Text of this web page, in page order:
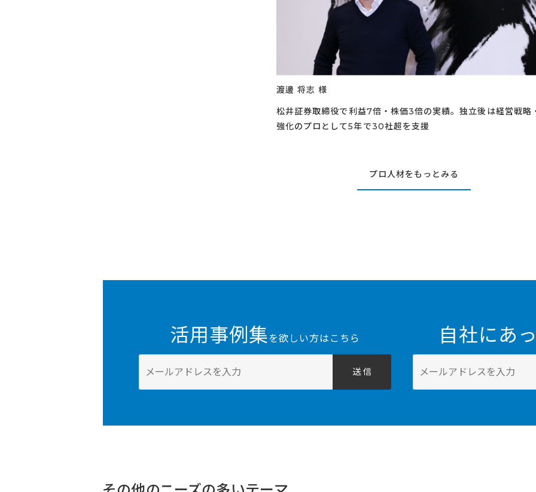
渡邊 将志 様
松井証券取締役で利益7倍・株価3倍の実績。独立後は経営戦略
強化のプロとして5年で30社超を支援
プロ人材をもっとみる
活用事例集を欲しい方はこちら
送 信
自社にあ